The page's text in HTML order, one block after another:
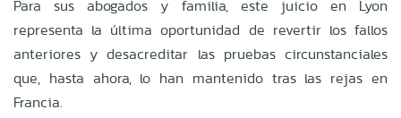
Para sus abogados y familia, este juicio en Lyon
representa la última oportunidad de revertir los fallos
anteriores y desacreditar las pruebas circunstanciales
que, hasta ahora, lo han mantenido tras las rejas en
Francia.